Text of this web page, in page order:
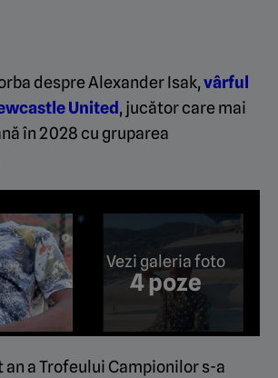
despre Alexander Isak,vârful
United, jucător care mai
în 2028 cu gruparea
Vezi galeria foto
4 poze
a Trofeului Campionilor s-a